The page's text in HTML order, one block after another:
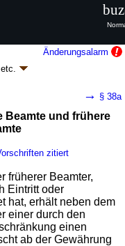
Änderungsalarm
etc.
→ § 38a
Beamte und frühere
zitiert
früherer Beamter,
Eintritt oder
hat, erhält neben dem
einer durch den
einen
ab der Gewährung